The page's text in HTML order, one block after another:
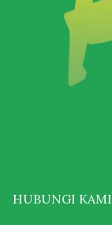
HUBUNGI KAMI